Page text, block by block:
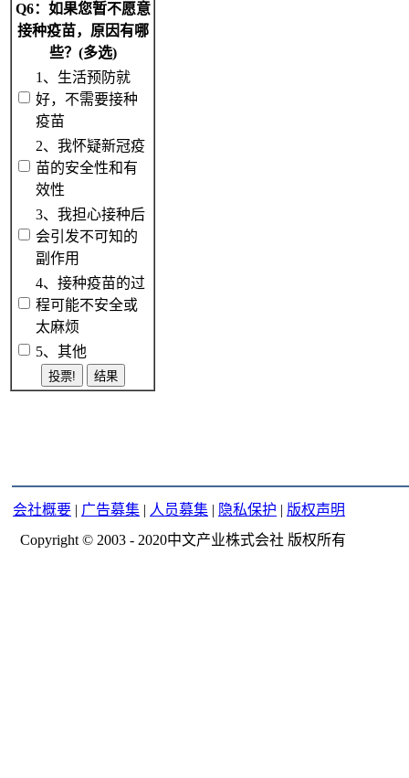
Q6：如果您暂不愿意
接种疫苗，原因有哪
些？(多选)
1、生活预防就
好，不需要接种
疫苗
2、我怀疑新冠疫
苗的安全性和有
效性
3、我担心接种后
会引发不可知的
副作用
4、接种疫苗的过
程可能不安全或
太麻烦
5、其他
会社概要 | 广告募集 | 人员募集 | 隐私保护 | 版权声明
Copyright © 2003 - 2020中文产业株式会社 版权所有